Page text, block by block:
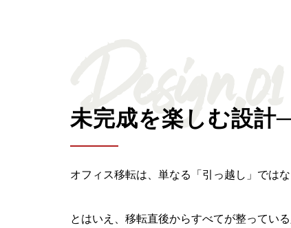
Design.01
未完成を楽しむ設計
オフィス移転は、単なる「引っ越し」では
とはいえ、移転直後からすべてが整っている